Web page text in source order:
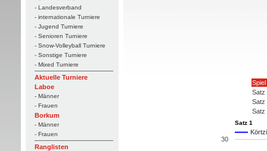
- Landesverband
- internationale Turniere
- Jugend Turniere
- Senioren Turniere
- Snow-Volleyball Turniere
- Sonstige Turniere
- Mixed Turniere
Aktuelle Turniere
Laboe
- Männer
- Frauen
Borkum
- Männer
- Frauen
Ranglisten
Spiel
Satz
Satz
Satz
Satz 1
30